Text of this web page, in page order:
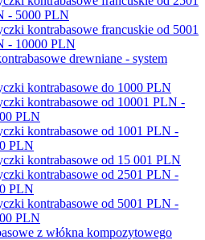
- 5000 PLN
kontrabasowe francuskie od 5001
- 10000 PLN
drewniane - system
kontrabasowe do 1000 PLN
kontrabasowe od 10001 PLN -
PLN
kontrabasowe od 1001 PLN -
PLN
kontrabasowe od 15 001 PLN
kontrabasowe od 2501 PLN -
PLN
kontrabasowe od 5001 PLN -
PLN
z włókna kompozytowego